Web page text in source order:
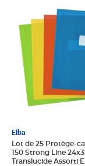
Elba
Lot de 25 Protège-
150 Strong Line
Translucide Assorti